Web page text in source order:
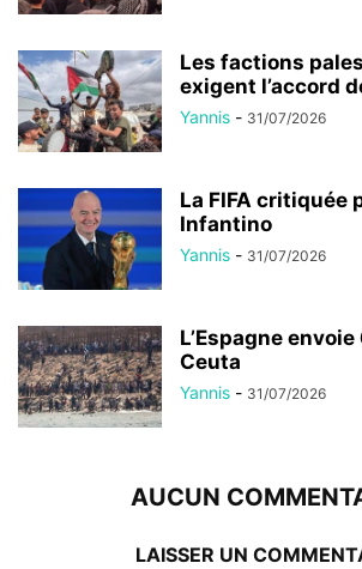
Les factions
exigent l’accord
Yannis - 31/07/2026
La FIFA critiquée
Infantino
Yannis - 31/07/2026
L’Espagne
Ceuta
Yannis - 31/07/2026
AUCUN
LAISSER UN